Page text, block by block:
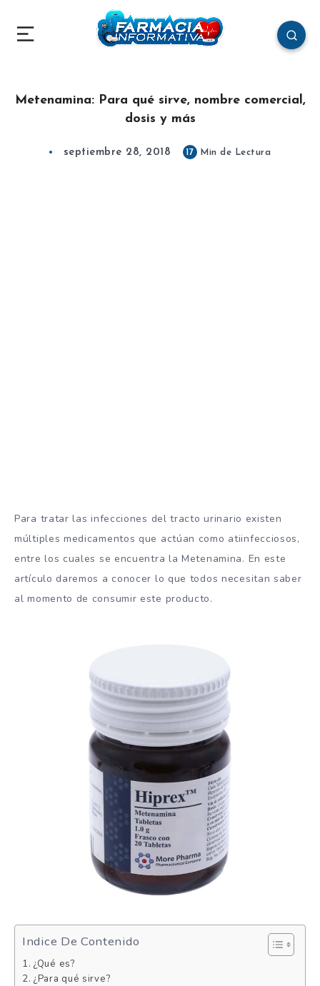
Metenamina: Para qué sirve, nombre comercial,
dosis y más
septiembre 28, 2018 17 Min de Lectura
Para tratar las infecciones del tracto urinario existen
múltiples medicamentos que actúan como atiinfecciosos,
entre los cuales se encuentra la Metenamina. En este
artículo daremos a conocer lo que todos necesitan saber
al momento de consumir este producto.
Indice De Contenido
¿Qué es?
¿Para qué sirve?